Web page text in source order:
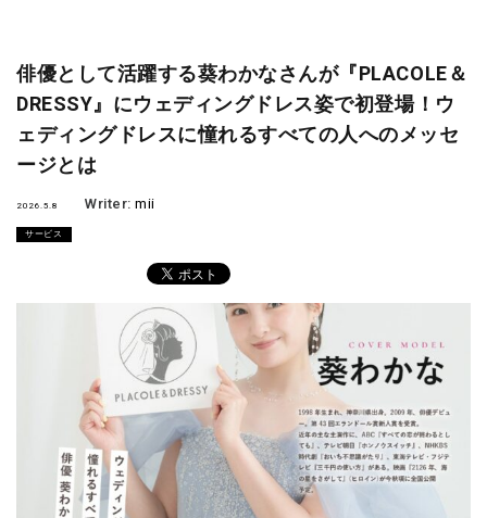
俳優として活躍する葵わかなさんが『PLACOLE＆
DRESSY』にウェディングドレス姿で初登場！ウ
ェディングドレスに憧れるすべての人へのメッセ
ージとは
2026.5.8 Writer:mii
サービス